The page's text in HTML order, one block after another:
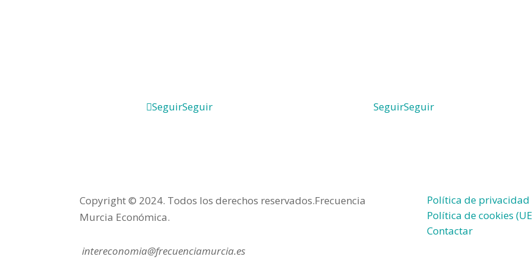
SeguirSeguir SeguirSeguir
Copyright © 2024. Todos los derechos reservados.Frecuencia
Murcia Económica.
intereconomia@frecuenciamurcia.es
Política de privacidad
Política de cookies
Contactar